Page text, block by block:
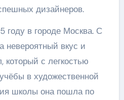
дизайнеров.
году в городе Москва. С
невероятный вкус и
который с легкостью
в художественной
школы она пошла по